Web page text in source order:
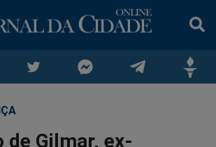
Compartilhar
de Gilmar, ex-